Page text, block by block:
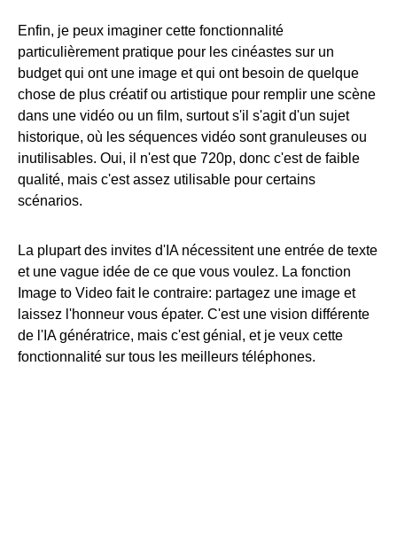
Enfin, je peux imaginer cette fonctionnalité
particulièrement pratique pour les cinéastes sur un
budget qui ont une image et qui ont besoin de quelque
chose de plus créatif ou artistique pour remplir une scène
dans une vidéo ou un film, surtout s'il s'agit d'un sujet
historique, où les séquences vidéo sont granuleuses ou
inutilisables. Oui, il n'est que 720p, donc c'est de faible
qualité, mais c'est assez utilisable pour certains
scénarios.
La plupart des invites d'IA nécessitent une entrée de texte
et une vague idée de ce que vous voulez. La fonction
Image to Video fait le contraire: partagez une image et
laissez l'honneur vous épater. C'est une vision différente
de l'IA génératrice, mais c'est génial, et je veux cette
fonctionnalité sur tous les meilleurs téléphones.